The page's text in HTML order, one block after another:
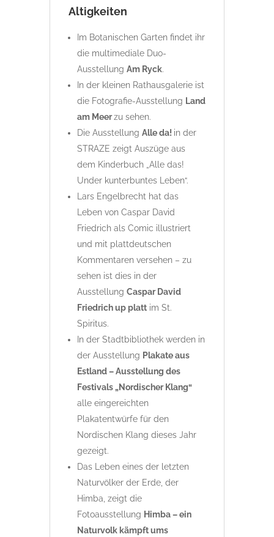
Altigkeiten
Im Botanischen Garten findet ihr
die multimediale Duo-
Ausstellung Am Ryck.
In der kleinen Rathausgalerie ist
die Fotografie-Ausstellung Land
am Meerzu sehen.
Die Ausstellung Alle da! in der
STRAZE zeigt Auszüge aus
dem Kinderbuch „Alle das!
Under kunterbuntes Leben“.
Lars Engelbrecht hat das
Leben von Caspar David
Friedrich als Comic illustriert
und mit plattdeutschen
Kommentaren versehen – zu
sehen ist dies in der
Ausstellung Caspar David
Friedrich up plattim St.
Spiritus.
In der Stadtbibliothek werden in
der Ausstellung Plakate aus
Estland – Ausstellung des
Festivals „Nordischer Klang“
alle eingereichten
Plakatentwürfe für den
Nordischen Klang dieses Jahr
gezeigt.
Das Leben eines der letzten
Naturvölker der Erde, der
Himba, zeigt die
Fotoausstellung Himba – ein
Naturvolk kämpft ums